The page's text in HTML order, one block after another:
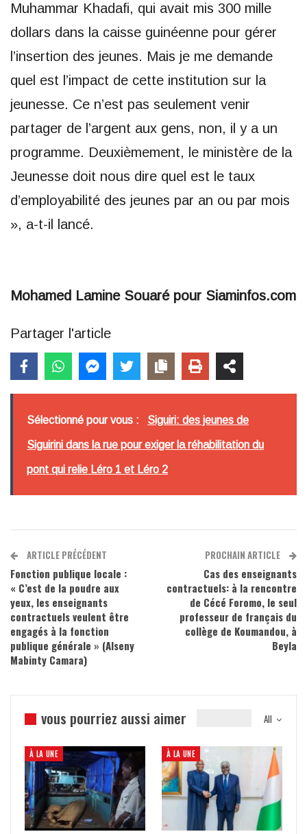
Muhammar Khadafi, qui avait mis 300 mille
dollars dans la caisse guinéenne pour gérer
l’insertion des jeunes. Mais je me demande
quel est l’impact de cette institution sur la
jeunesse. Ce n’est pas seulement venir
partager de l’argent aux gens, non, il y a un
programme. Deuxièmement, le ministère de la
Jeunesse doit nous dire quel est le taux
d’employabilité des jeunes par an ou par mois
», a-t-il lancé.
Mohamed Lamine Souaré pour Siaminfos.com
Partager l'article
Sélectionné pour vous : Siguiri: des jeunes de
Siguirini dans la rue pour exiger la réhabilitation du
pont qui relie Léro 1 et Léro 2
ARTICLE PRÉCÉDENT
Fonction publique locale :
« C’est de la poudre aux
yeux, les enseignants
contractuels veulent être
engagés à la fonction
publique générale » (Alseny
Mabinty Camara)
PROCHAIN ARTICLE
Cas des enseignants
contractuels: à la rencontre
de Cécé Foromo, le seul
professeur de français du
collège de Koumandou, à
Beyla
All
vous pourriez aussi aimer
À LA UNE À LA UNE